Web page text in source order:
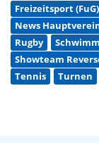
Freizeitsport (FuG)
News
Rugby
Showteam
Tennis
Turnen